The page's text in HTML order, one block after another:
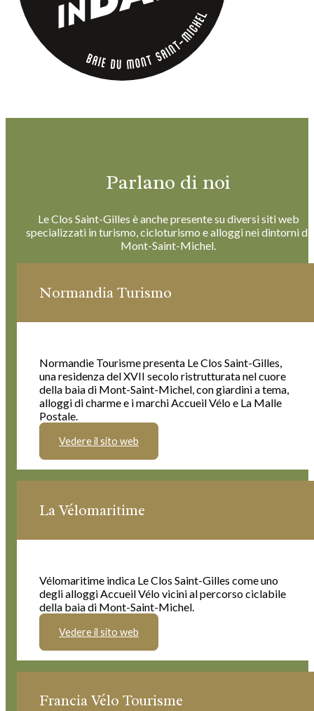
Parlano di noi
Le Clos Saint-Gilles è anche presente su diversi siti web
specializzati in turismo, cicloturismo e alloggi nei dintorni di
Mont-Saint-Michel.
Normandia Turismo
Normandie Tourisme presenta Le Clos Saint-Gilles,
una residenza del XVII secolo ristrutturata nel cuore
della baia di Mont-Saint-Michel, con giardini a tema,
alloggi di charme e i marchi Accueil Vélo e La Malle
Postale.
Vedere il sito web
La Vélomaritime
Vélomaritime indica Le Clos Saint-Gilles come uno
degli alloggi Accueil Vélo vicini al percorso ciclabile
della baia di Mont-Saint-Michel.
Vedere il sito web
Francia Vélo Tourisme